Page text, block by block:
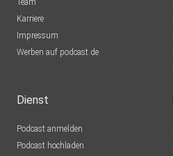
Team
Karriere
Impressum
Werben auf podcast.de
Dienst
Podcast anmelden
Podcast hochladen